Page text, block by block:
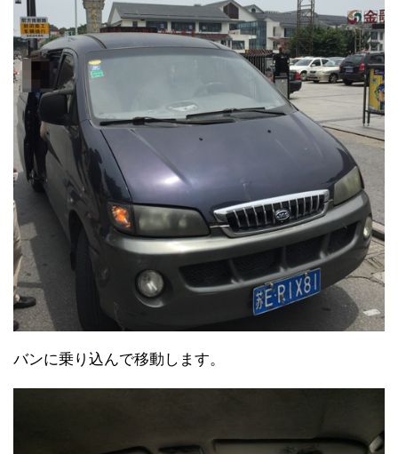
バンに乗り込んで移動します。